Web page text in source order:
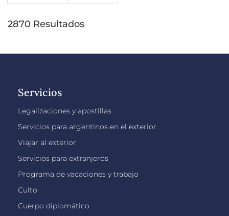
2870 Resultados
Servicios
Legalizaciones y apostillas
Servicios para argentinos en el exterior
Viajar al exterior
Servicios para extranjeros
Programa de vacaciones y trabajo
Culto
Cuerpo diplomático